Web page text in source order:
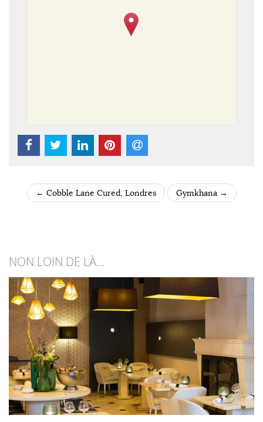
POST NAVIGATION
← Cobble Lane Cured, Londres Gymkhana →
NON LOIN DE LÀ…